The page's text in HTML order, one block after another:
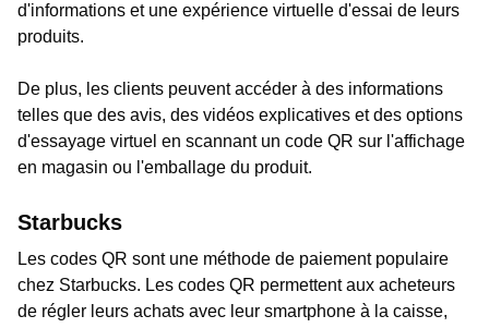
d'informations et une expérience virtuelle d'essai de leurs
produits.
De plus, les clients peuvent accéder à des informations
telles que des avis, des vidéos explicatives et des options
d'essayage virtuel en scannant un code QR sur l'affichage
en magasin ou l'emballage du produit.
Starbucks
Les codes QR sont une méthode de paiement populaire
chez Starbucks. Les codes QR permettent aux acheteurs
de régler leurs achats avec leur smartphone à la caisse,